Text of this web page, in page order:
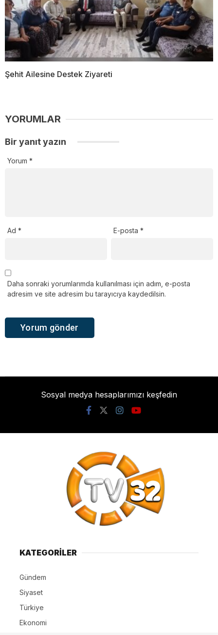
Şehit Ailesine Destek Ziyareti
YORUMLAR
Bir yanıt yazın
Yorum *
Ad * E-posta*
Daha sonraki yorumlarımda kullanılması için adım, e-posta
adresim ve site adresim bu tarayıcıya kaydedilsin.
Sosyal medya hesaplarımızı keşfedin
KATEGORİLER
Gündem
Siyaset
Türkiye
Ekonomi